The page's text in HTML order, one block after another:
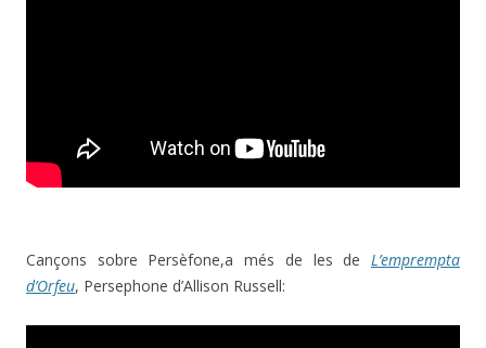
Cançons sobre Persèfone,a més de les de L’emprempta
d’Orfeu, Persephone d’Allison Russell: